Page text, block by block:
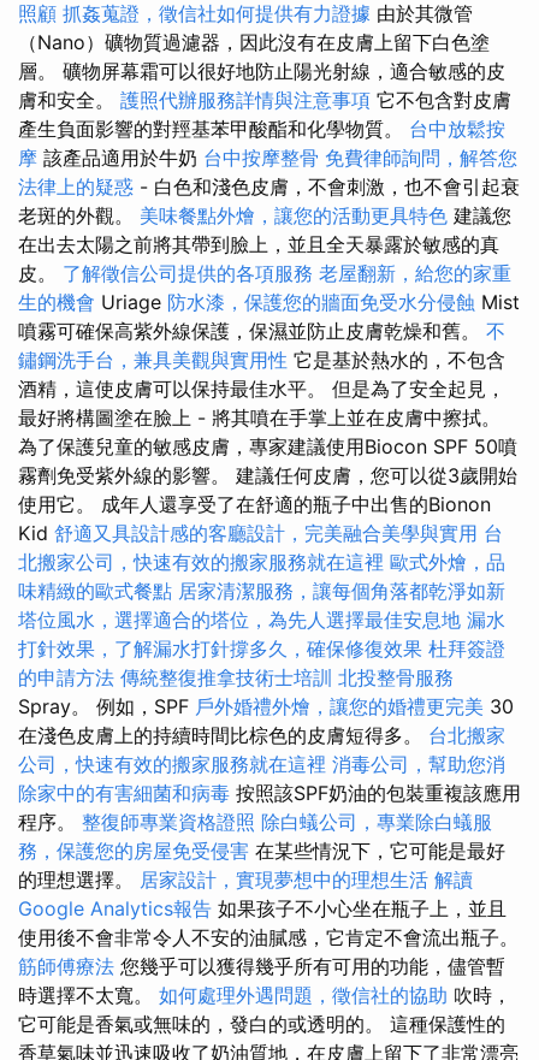
照顧 抓姦蒐證，徵信社如何提供有力證據 由於其微管
（Nano）礦物質過濾器，因此沒有在皮膚上留下白色塗
層。 礦物屏幕霜可以很好地防止陽光射線，適合敏感的皮
膚和安全。 護照代辦服務詳情與注意事項 它不包含對皮膚
產生負面影響的對羥基苯甲酸酯和化學物質。 台中放鬆按
摩 該產品適用於牛奶 台中按摩整骨 免費律師詢問，解答您
法律上的疑惑 - 白色和淺色皮膚，不會刺激，也不會引起衰
老斑的外觀。 美味餐點外燴，讓您的活動更具特色 建議您
在出去太陽之前將其帶到臉上，並且全天暴露於敏感的真
皮。 了解徵信公司提供的各項服務 老屋翻新，給您的家重
生的機會 Uriage 防水漆，保護您的牆面免受水分侵蝕 Mist
噴霧可確保高紫外線保護，保濕並防止皮膚乾燥和舊。 不
鏽鋼洗手台，兼具美觀與實用性 它是基於熱水的，不包含
酒精，這使皮膚可以保持最佳水平。 但是為了安全起見，
最好將構圖塗在臉上 - 將其噴在手掌上並在皮膚中擦拭。
為了保護兒童的敏感皮膚，專家建議使用Biocon SPF 50噴
霧劑免受紫外線的影響。 建議任何皮膚，您可以從3歲開始
使用它。 成年人還享受了在舒適的瓶子中出售的Bionon
Kid 舒適又具設計感的客廳設計，完美融合美學與實用 台
北搬家公司，快速有效的搬家服務就在這裡 歐式外燴，品
味精緻的歐式餐點 居家清潔服務，讓每個角落都乾淨如新
塔位風水，選擇適合的塔位，為先人選擇最佳安息地 漏水
打針效果，了解漏水打針撐多久，確保修復效果 杜拜簽證
的申請方法 傳統整復推拿技術士培訓 北投整骨服務
Spray。 例如，SPF 戶外婚禮外燴，讓您的婚禮更完美 30
在淺色皮膚上的持續時間比棕色的皮膚短得多。 台北搬家
公司，快速有效的搬家服務就在這裡 消毒公司，幫助您消
除家中的有害細菌和病毒 按照該SPF奶油的包裝重複該應用
程序。 整復師專業資格證照 除白蟻公司，專業除白蟻服
務，保護您的房屋免受侵害 在某些情況下，它可能是最好
的理想選擇。 居家設計，實現夢想中的理想生活 解讀
Google Analytics報告 如果孩子不小心坐在瓶子上，並且
使用後不會非常令人不安的油膩感，它肯定不會流出瓶子。
筋師傅療法 您幾乎可以獲得幾乎所有可用的功能，儘管暫
時選擇不太寬。 如何處理外遇問題，徵信社的協助 吹時，
它可能是香氣或無味的，發白的或透明的。 這種保護性的
香草氣味並迅速吸收了奶油質地，在皮膚上留下了非常漂亮